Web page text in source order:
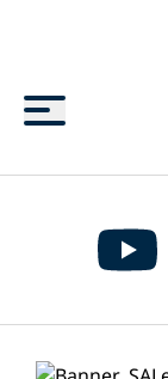
Menu